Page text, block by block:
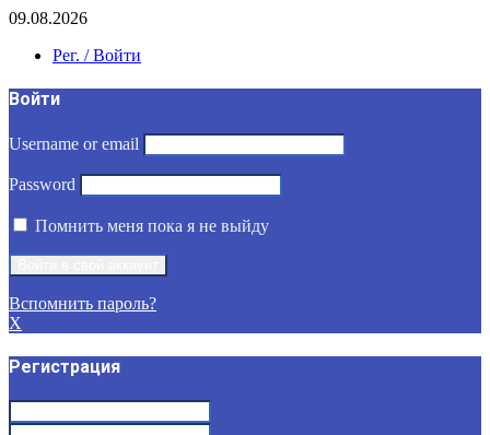
09.08.2026
Рег. / Войти
Войти
Username or email
Password
Помнить меня пока я не выйду
Вспомнить пароль?
X
Регистрация